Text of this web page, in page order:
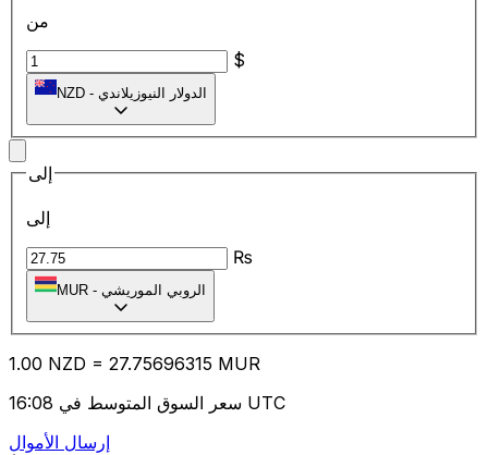
من
$
NZD - الدولار النيوزيلاندي
إلى
إلى
₨
MUR - الروبي الموريشي
1.00 NZD = 27.75696315 MUR
سعر السوق المتوسط في 16:08 UTC
إرسال الأموال